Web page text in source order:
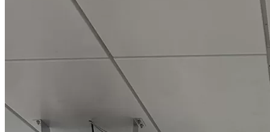
Thông số kỹ thuật đồng bộ theo sản phẩm KOSMO:
Đường kính cánh: 7.
6 cánh nhôm hợp kim.
Công suất: ~1.5kW.
lên đến 13.000 – 15.000 m³/phút.
~50–60 vòng/phút.
Độ ồn: